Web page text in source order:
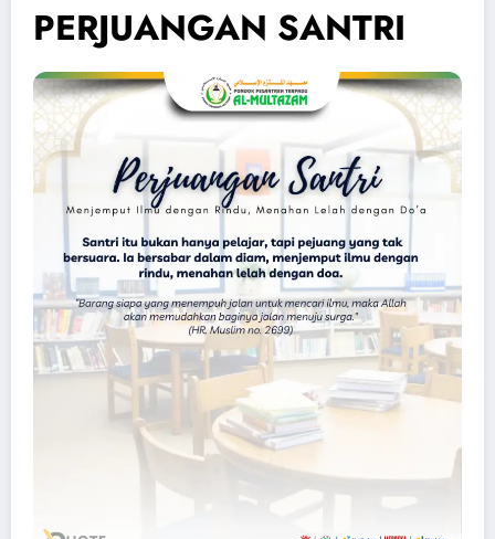
PERJUANGAN SANTRI